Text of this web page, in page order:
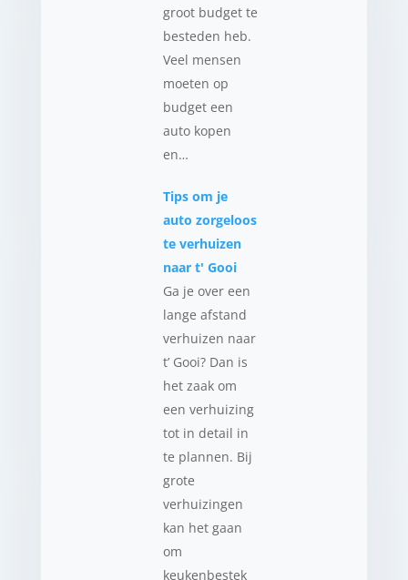
groot budget te
besteden heb.
Veel mensen
moeten op
budget een
auto kopen
en…
Tips om je
auto zorgeloos
te verhuizen
naar t' Gooi
Ga je over een
lange afstand
verhuizen naar
t’ Gooi? Dan is
het zaak om
een verhuizing
tot in detail in
te plannen. Bij
grote
verhuizingen
kan het gaan
om
keukenbestek